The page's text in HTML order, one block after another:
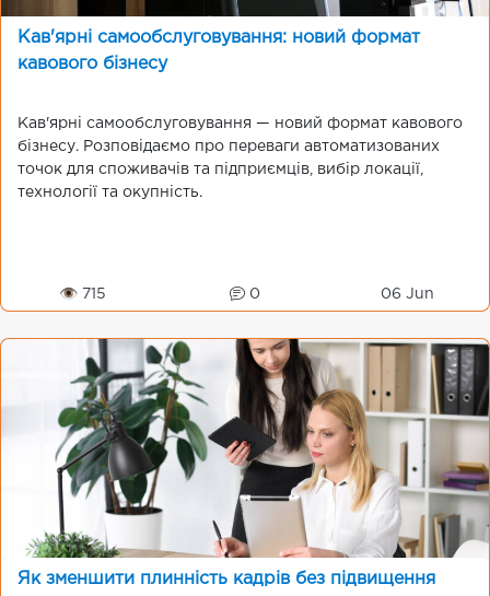
Кав'ярні самообслуговування: новий формат
кавового бізнесу
Кав'ярні самообслуговування — новий формат кавового
бізнесу. Розповідаємо про переваги автоматизованих
точок для споживачів та підприємців, вибір локації,
технології та окупність.
👁 715 0 06 Jun
Як зменшити плинність кадрів без підвищення